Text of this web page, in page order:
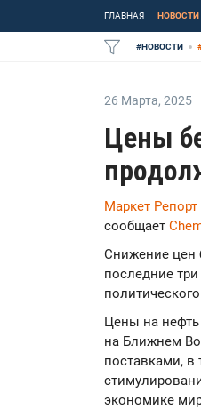
ГЛАВНАЯ НОВОСТИ
#НОВОСТИ
26 Марта, 2025
Цены
Маркет Репорт
сообщает
Снижение цен
последние
Цены на
на Ближнем
поставками,
экономике